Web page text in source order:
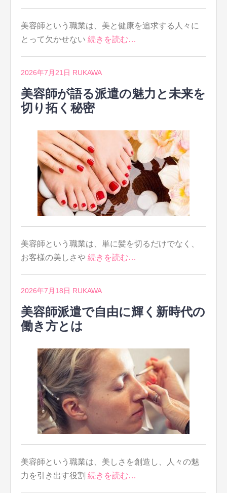
美容師という職業は、美と健康を追求する人々に
とって欠かせない 続きを読む…
2026年7月21日 RUKAWA
美容師が語る派遣の魅力と未来を
切り拓く秘密
美容師という職業は、単に髪を切るだけでなく、
お客様の美しさや 続きを読む…
2026年7月18日 RUKAWA
美容師派遣で自由に輝く新時代の
働き方とは
美容師という職業は、美しさを創造し、人々の魅
力を引き出す役割 続きを読む…